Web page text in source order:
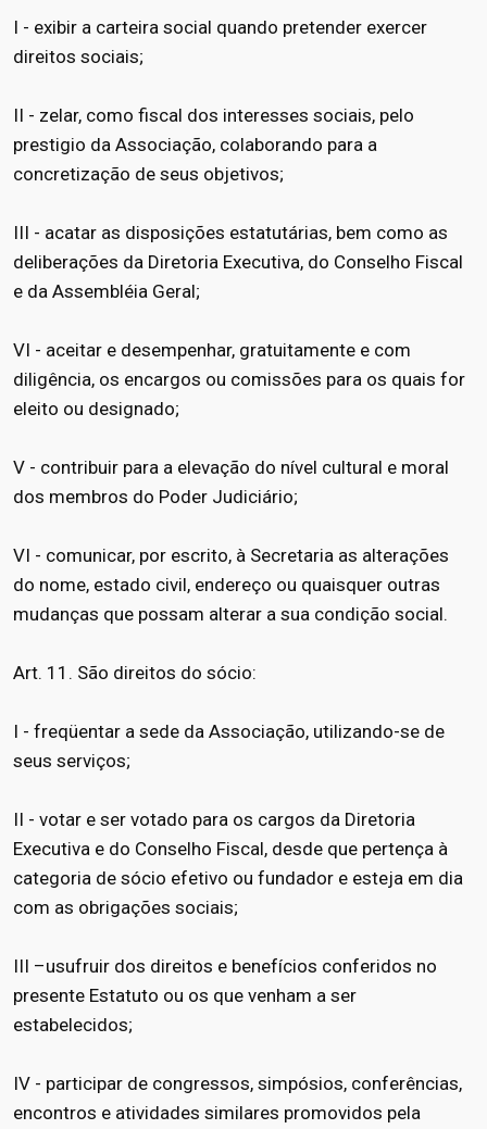
I - exibir a carteira social quando pretender exercer
direitos sociais;
II - zelar, como fiscal dos interesses sociais, pelo
prestigio da Associação, colaborando para a
concretização de seus objetivos;
III - acatar as disposições estatutárias, bem como as
deliberações da Diretoria Executiva, do Conselho Fiscal
e da Assembléia Geral;
VI - aceitar e desempenhar, gratuitamente e com
diligência, os encargos ou comissões para os quais for
eleito ou designado;
V - contribuir para a elevação do nível cultural e moral
dos membros do Poder Judiciário;
VI - comunicar, por escrito, à Secretaria as alterações
do nome, estado civil, endereço ou quaisquer outras
mudanças que possam alterar a sua condição social.
Art. 11. São direitos do sócio:
I - freqüentar a sede da Associação, utilizando-se de
seus serviços;
II - votar e ser votado para os cargos da Diretoria
Executiva e do Conselho Fiscal, desde que pertença à
categoria de sócio efetivo ou fundador e esteja em dia
com as obrigações sociais;
III –usufruir dos direitos e benefícios conferidos no
presente Estatuto ou os que venham a ser
estabelecidos;
IV - participar de congressos, simpósios, conferências,
encontros e atividades similares promovidos pela